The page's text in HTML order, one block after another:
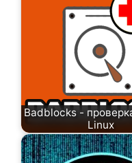
Badblocks -
Linux